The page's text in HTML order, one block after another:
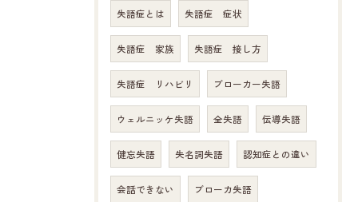
失語症とは 失語症 症状
失語症 家族 失語症 接し方
失語症 リハビリ ブローカー失語
ウェルニッケ失語 全失語 伝導失語
健忘失語 失名詞失語 認知症との違い
会話できない ブローカ失語